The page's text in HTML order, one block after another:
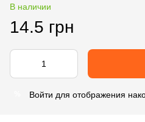
В наличии
14.5 грн
Войти для отображения